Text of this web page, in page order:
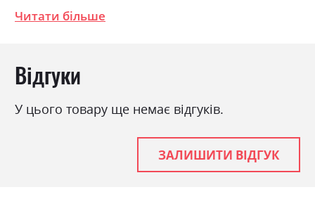
Читати більше
Відгуки
У цього товару ще немає відгуків.
ЗАЛИШИТИ ВІДГУК